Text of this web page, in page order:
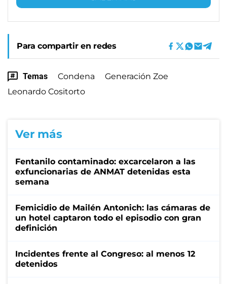
Para compartir en redes
Temas Condena
Generación Zoe
Leonardo Cositorto
Ver más
Fentanilo contaminado: excarcelaron a las
exfuncionarias de ANMAT detenidas esta
semana
Femicidio de Mailén Antonich: las cámaras de
un hotel captaron todo el episodio con gran
definición
Incidentes frente al Congreso: al menos 12
detenidos